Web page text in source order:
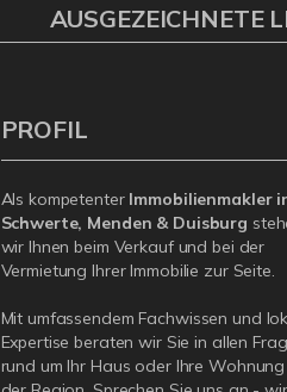
AUSGEZEICHNETE
PROFIL
Als kompetenter Immobilienmakler
Schwerte, Menden & Duisburg
wir Ihnen beim Verkauf und bei der
Vermietung Ihrer Immobilie zur Seite.
Mit umfassendem Fachwissen und
Expertise beraten wir Sie in allen
rund um Ihr Haus oder Ihre Wohnung